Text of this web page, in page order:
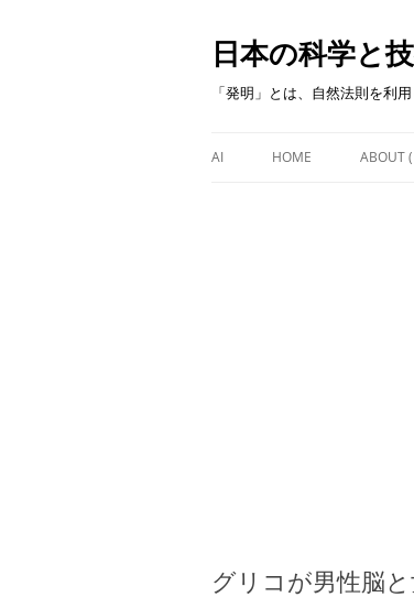
日本の科学と
「発明」とは、自然法則を利
AI HOME ABOUT (
グリコが男性脳